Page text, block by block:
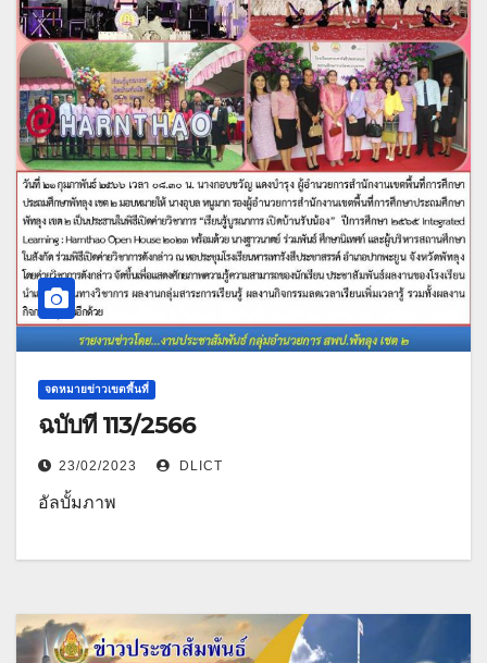
จดหมายข่าวเขตพื้นที่
ฉบับที่ 113/2566
23/02/2023 DLICT
อัลบั้มภาพ